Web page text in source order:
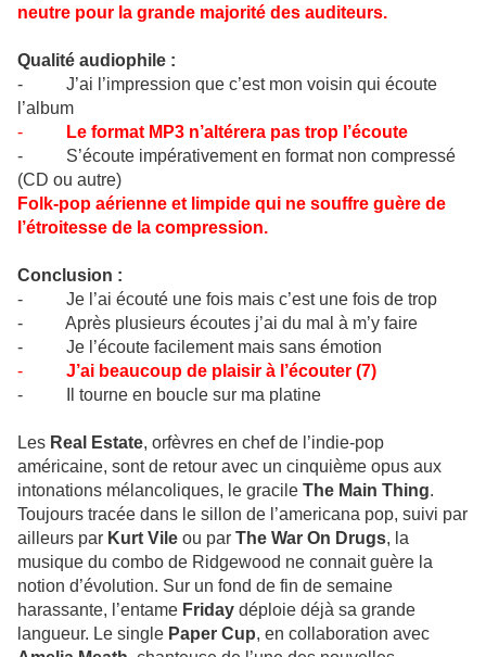
neutre pour la grande majorité des auditeurs.
Qualité audiophile :
- J’ai l’impression que c’est mon voisin qui écoute
l’album
-
Le format MP3 n’altérera pas trop l’écoute
- S’écoute impérativement en format non compressé
(CD ou autre)
Folk-pop aérienne et limpide qui ne souffre guère de
l’étroitesse de la compression.
Conclusion :
- Je l’ai écouté une fois mais c’est une fois de trop
- Après plusieurs écoutes j’ai du mal à m’y faire
- Je l’écoute facilement mais sans émotion
- J’ai beaucoup de plaisir à l’écouter (7)
- Il tourne en boucle sur ma platine
Les Real Estate, orfèvres en chef de l’indie-pop
américaine, sont de retour avec un cinquième opus aux
intonations mélancoliques, le gracile The Main Thing.
Toujours tracée dans le sillon de l’americana pop, suivi par
ailleurs par Kurt Vile ou par The War On Drugs, la
musique du combo de Ridgewood ne connait guère la
notion d’évolution. Sur un fond de fin de semaine
harassante, l’entame Friday déploie déjà sa grande
langueur. Le single Paper Cup, en collaboration avec